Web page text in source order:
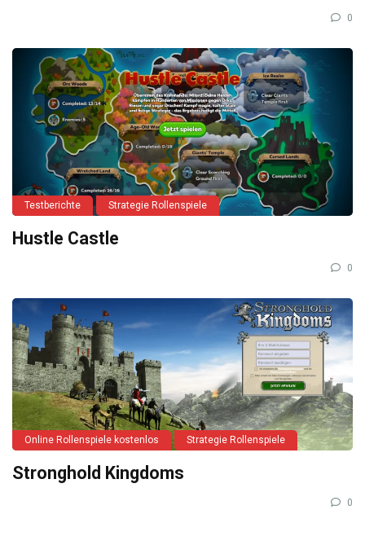
0
Testberichte Strategie Rollenspiele
Hustle Castle
0
Online Rollenspiele kostenlos Strategie Rollenspiele
Stronghold Kingdoms
0